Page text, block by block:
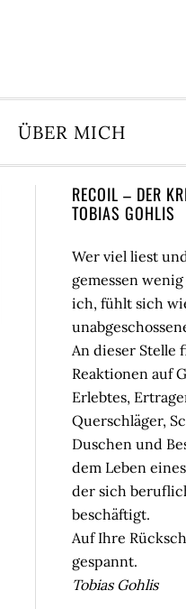
ÜBER MICH
RECOIL – DER
TOBIAS GOHLIS
Wer viel liest
gemessen
ich, fühlt sich
An dieser Stelle
Reaktionen auf
Erlebtes,
Querschläger,
Duschen und
dem Leben
der sich
beschäftigt.
Auf Ihre
gespannt.
Tobias Gohlis